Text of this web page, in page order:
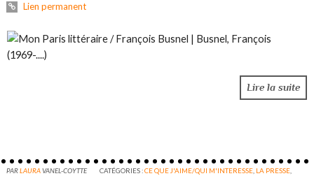
Lien permanent
Lire la suite
PARLAURAVANEL-COYTTE CATÉGORIES :CE QUE J'AIME/QUI M'INTERESSE, LA PRESSE,